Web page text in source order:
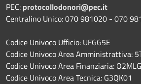
PEC: protocollodonori@pec.it
Centralino Unico: 070 981020 - 070
Codice Univoco Ufficio: UFGG5E
Codice Univoco Area Amministrattiva:
Codice Univoco Area Finanziaria:
Codice Univoco Area Tecnica: G3QK01